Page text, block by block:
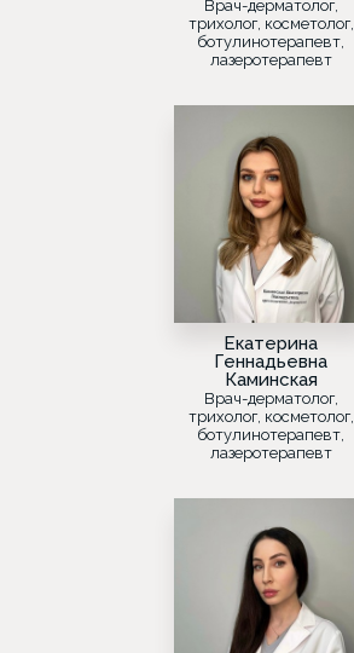
Врач-дерматолог,
трихолог, косметолог,
ботулинотерапевт,
лазеротерапевт
Екатерина
Геннадьевна
Каминская
Врач-дерматолог,
трихолог, косметолог,
ботулинотерапевт,
лазеротерапевт